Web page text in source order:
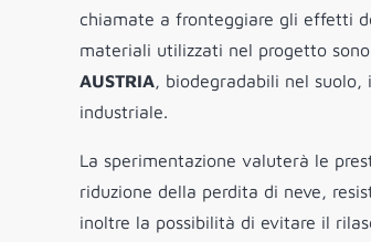
chiamate a fronteggiare gli effetti
materiali utilizzati nel progetto
AUSTRIA, biodegradabili nel
industriale.
La sperimentazione valuterà le
riduzione della perdita di neve,
inoltre la possibilità di evitare il